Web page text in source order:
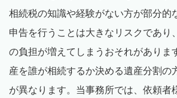
相続税の知識や経験がない方が部分的
申告を行うことは大きなリスクであり
の負担が増えてしまうおそれがありま
産を誰が相続するか決める遺産分割の
が異なります。当事務所では、依頼者